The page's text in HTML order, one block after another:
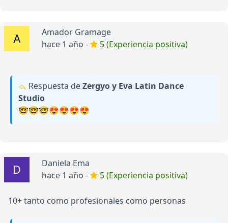
Amador Gramage
hace 1 año -
5 (Experiencia positiva)
Respuesta deZergyo y Eva Latin Dance
Studio
🤓🤓🤓😍😍😍😍
Daniela Ema
hace 1 año -
5 (Experiencia positiva)
10+ tanto como profesionales como personas